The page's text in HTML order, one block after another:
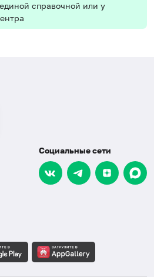
справочной или у
Социальные сети